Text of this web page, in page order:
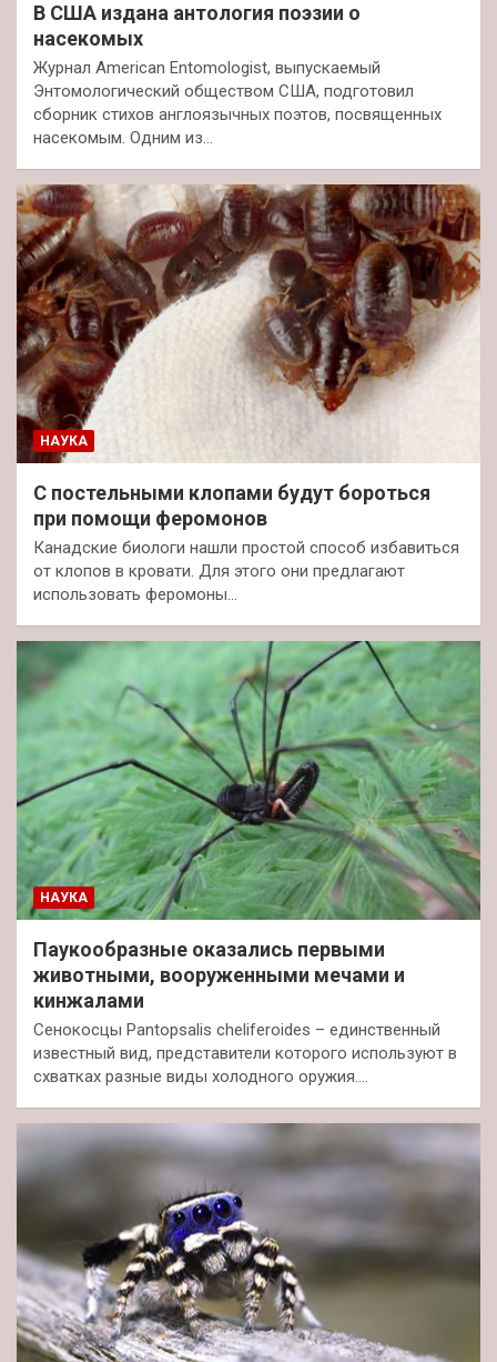
В США издана антология поэзии о
насекомых
Журнал American Entomologist, выпускаемый
Энтомологический обществом США, подготовил
сборник стихов англоязычных поэтов, посвященных
насекомым. Одним из…
НАУКА
С постельными клопами будут бороться
при помощи феромонов
Канадские биологи нашли простой способ избавиться
от клопов в кровати. Для этого они предлагают
использовать феромоны…
НАУКА
Паукообразные оказались первыми
животными, вооруженными мечами и
кинжалами
Сенокосцы Pantopsalis cheliferoides – единственный
известный вид, представители которого используют в
схватках разные виды холодного оружия.…